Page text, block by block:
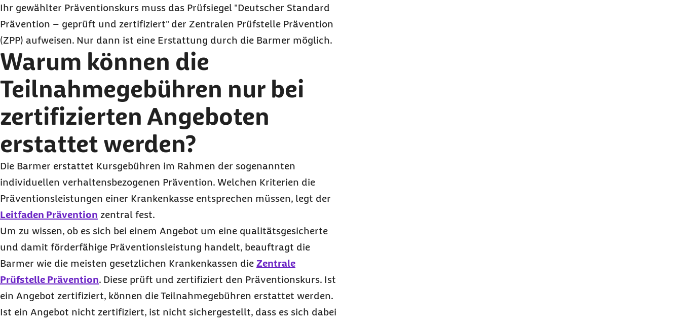
Ihr gewählter Präventionskurs muss das Prüfsiegel "Deutscher Standard
Prävention – geprüft und zertifiziert" der Zentralen Prüfstelle Prävention
(ZPP) aufweisen. Nur dann ist eine Erstattung durch die Barmer möglich.
Warum können die
Teilnahmegebühren nur bei
zertifizierten Angeboten
erstattet werden?
Die Barmer erstattet Kursgebühren im Rahmen der sogenannten
individuellen verhaltensbezogenen Prävention. Welchen Kriterien die
Präventionsleistungen einer Krankenkasse entsprechen müssen, legt der
Leitfaden Prävention zentral fest.
Um zu wissen, ob es sich bei einem Angebot um eine qualitätsgesicherte
und damit förderfähige Präventionsleistung handelt, beauftragt die
Barmer wie die meisten gesetzlichen Krankenkassen die Zentrale
Prüfstelle Prävention. Diese prüft und zertifiziert den Präventionskurs. Ist
ein Angebot zertifiziert, können die Teilnahmegebühren erstattet werden.
Ist ein Angebot nicht zertifiziert, ist nicht sichergestellt, dass es sich dabei